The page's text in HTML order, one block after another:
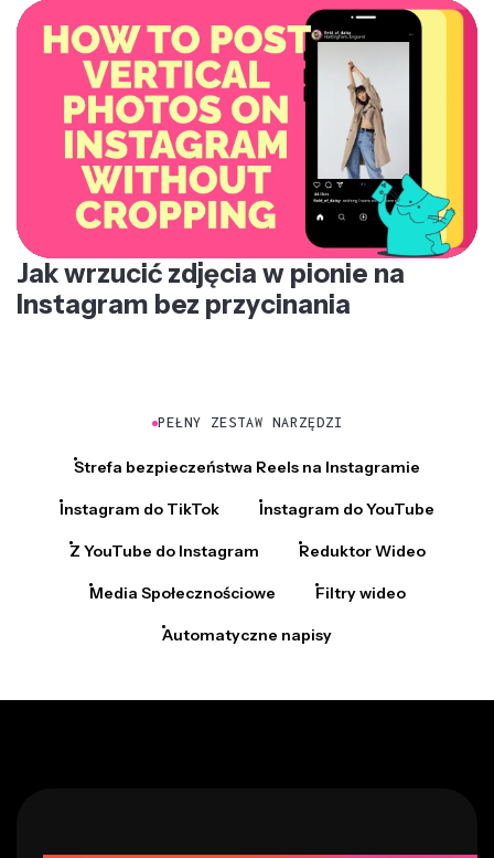
Jak wrzucić zdjęcia w pionie na
Instagram bez przycinania
PEŁNY ZESTAW NARZĘDZI
Strefa bezpieczeństwa Reels na Instagramie
Instagram do TikTok Instagram do YouTube
Z YouTube do Instagram Reduktor Wideo
Media Społecznościowe Filtry wideo
Automatyczne napisy